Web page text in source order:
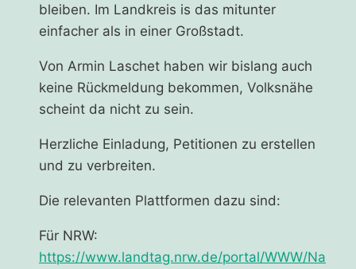
bleiben. Im Landkreis is das mitunter
einfacher als in einer Großstadt.
Von Armin Laschet haben wir bislang auch
keine Rückmeldung bekommen, Volksnähe
scheint da nicht zu sein.
Herzliche Einladung, Petitionen zu erstellen
und zu verbreiten.
Die relevanten Plattformen dazu sind:
Für NRW:
https://www.landtag.nrw.de/portal/WWW/Na